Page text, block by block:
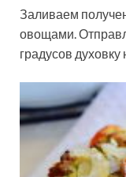
Заливаем
овощами.
градусов духовку